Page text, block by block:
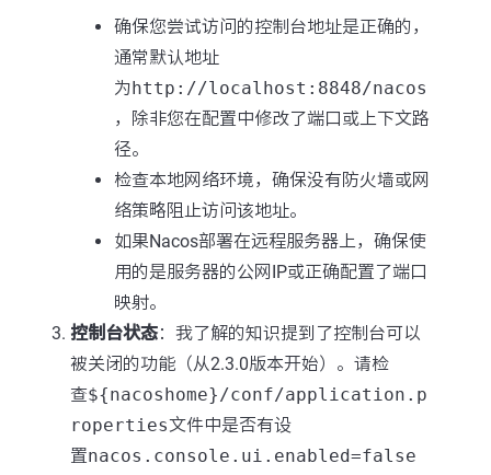
确保您尝试访问的控制台地址是正确的，
通常默认地址
为http://localhost:8848/nacos
，除非您在配置中修改了端口或上下文路
径。
检查本地网络环境，确保没有防火墙或网
络策略阻止访问该地址。
如果Nacos部署在远程服务器上，确保使
用的是服务器的公网IP或正确配置了端口
映射。
控制台状态：我了解的知识提到了控制台可以
被关闭的功能（从2.3.0版本开始）。请检
查${nacoshome}/conf/application.p
roperties文件中是否有设
置nacos.console.ui.enabled=false